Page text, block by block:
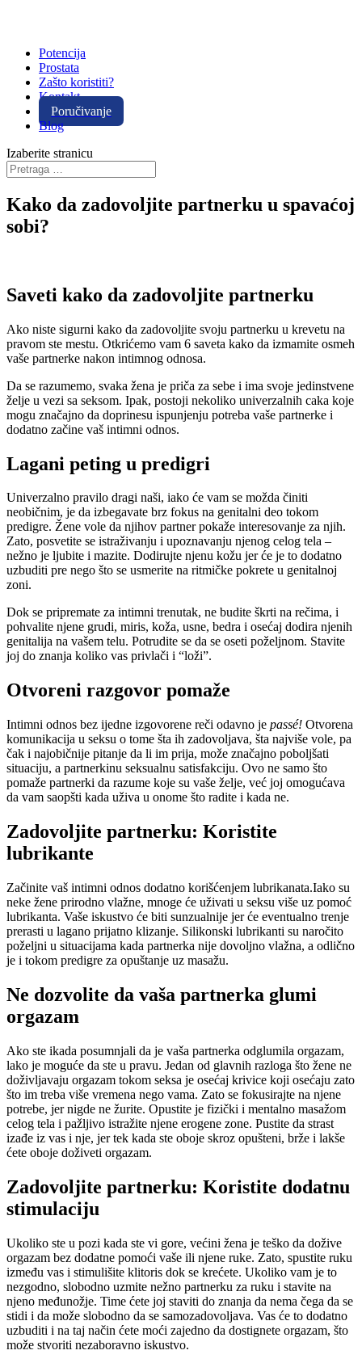
Potencija
Prostata
Zašto koristiti?
Kontakt
Poručivanje
Blog
Izaberite stranicu
Kako da zadovoljite partnerku u spavaćoj
sobi?
Saveti kako da zadovoljite partnerku
Ako niste sigurni kako da zadovoljite svoju partnerku u krevetu na
pravom ste mestu. Otkrićemo vam 6 saveta kako da izmamite osmeh
vaše partnerke nakon intimnog odnosa.
Da se razumemo, svaka žena je priča za sebe i ima svoje jedinstvene
želje u vezi sa seksom. Ipak, postoji nekoliko univerzalnih caka koje
mogu značajno da doprinesu ispunjenju potreba vaše partnerke i
dodatno začine vaš intimni odnos.
Lagani peting u predigri
Univerzalno pravilo dragi naši, iako će vam se možda činiti
neobičnim, je da izbegavate brz fokus na genitalni deo tokom
predigre. Žene vole da njihov partner pokaže interesovanje za njih.
Zato, posvetite se istraživanju i upoznavanju njenog celog tela –
nežno je ljubite i mazite. Dodirujte njenu kožu jer će je to dodatno
uzbuditi pre nego što se usmerite na ritmičke pokrete u genitalnoj
zoni.
Dok se pripremate za intimni trenutak, ne budite škrti na rečima, i
pohvalite njene grudi, miris, koža, usne, bedra i osećaj dodira njenih
genitalija na vašem telu. Potrudite se da se oseti poželjnom. Stavite
joj do znanja koliko vas privlači i “loži”.
Otvoreni razgovor pomaže
Intimni odnos bez ijedne izgovorene reči odavno je passé! Otvorena
komunikacija u seksu o tome šta ih zadovoljava, šta najviše vole, pa
čak i najobičnije pitanje da li im prija, može značajno poboljšati
situaciju, a partnerkinu seksualnu satisfakciju. Ovo ne samo što
pomaže partnerki da razume koje su vaše želje, već joj omogućava
da vam saopšti kada uživa u onome što radite i kada ne.
Zadovoljite partnerku: Koristite
lubrikante
Začinite vaš intimni odnos dodatno korišćenjem lubrikanata.Iako su
neke žene prirodno vlažne, mnoge će uživati u seksu više uz pomoć
lubrikanta. Vaše iskustvo će biti sunzualnije jer će eventualno trenje
prerasti u lagano prijatno klizanje. Silikonski lubrikanti su naročito
poželjni u situacijama kada partnerka nije dovoljno vlažna, a odlično
je i tokom predigre za opuštanje uz masažu.
Ne dozvolite da vaša partnerka glumi
orgazam
Ako ste ikada posumnjali da je vaša partnerka odglumila orgazam,
lako je moguće da ste u pravu. Jedan od glavnih razloga što žene ne
doživljavaju orgazam tokom seksa je osećaj krivice koji osećaju zato
što im treba više vremena nego vama. Zato se fokusirajte na njene
potrebe, jer nigde ne žurite. Opustite je fizički i mentalno masažom
celog tela i pažljivo istražite njene erogene zone. Pustite da strast
izađe iz vas i nje, jer tek kada ste oboje skroz opušteni, brže i lakše
ćete oboje doživeti orgazam.
Zadovoljite partnerku: Koristite dodatnu
stimulaciju
Ukoliko ste u pozi kada ste vi gore, većini žena je teško da dožive
orgazam bez dodatne pomoći vaše ili njene ruke. Zato, spustite ruku
između vas i stimulišite klitoris dok se krećete. Ukoliko vam je to
nezgodno, slobodno uzmite nežno partnerku za ruku i stavite na
njeno međunožje. Time ćete joj staviti do znanja da nema čega da se
stidi i da može slobodno da se samozadovoljava. Vas će to dodatno
uzbuditi i na taj način ćete moći zajedno da dostignete orgazam, što
može stvoriti nezaboravno iskustvo.